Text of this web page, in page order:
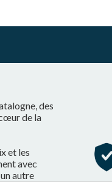
des
de la
et les
avec
autre